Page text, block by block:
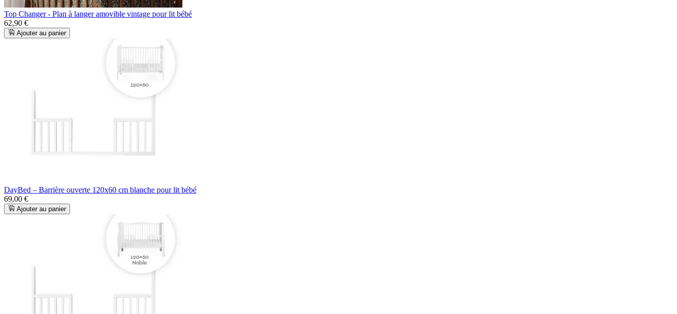
Top Changer - Plan à langer amovible vintage pour lit bébé
62,90 €
Ajouter au panier
DayBed – Barrière ouverte 120x60 cm blanche pour lit bébé
69,00 €
Ajouter au panier